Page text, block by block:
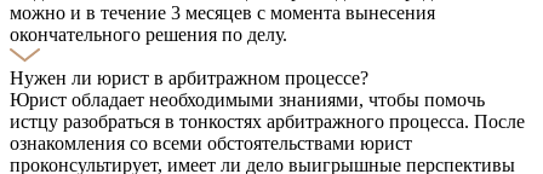
можно и в течение 3 месяцев с момента вынесения
окончательного решения по делу.
Нужен ли юрист в арбитражном процессе?
Юрист обладает необходимыми знаниями, чтобы помочь
истцу разобраться в тонкостях арбитражного процесса. После
ознакомления со всеми обстоятельствами юрист
проконсультирует, имеет ли дело выигрышные перспективы